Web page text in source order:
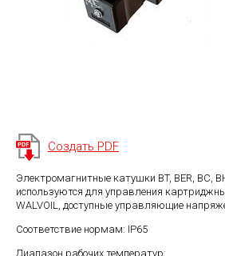
Создать PDF
Электромагнитные катушки BT, BER, BC,
используются для управления
WALVOIL, доступные управляющие
Соответствие нормам: IP65
Диапазон рабочих температур: